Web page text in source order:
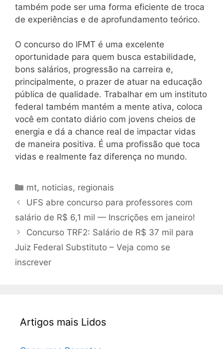
também pode ser uma forma eficiente de troca
de experiências e de aprofundamento teórico.
O concurso do IFMT é uma excelente
oportunidade para quem busca estabilidade,
bons salários, progressão na carreira e,
principalmente, o prazer de atuar na educação
pública de qualidade. Trabalhar em um instituto
federal também mantém a mente ativa, coloca
você em contato diário com jovens cheios de
energia e dá a chance real de impactar vidas
de maneira positiva. É uma profissão que toca
vidas e realmente faz diferença no mundo.
Categorias
mt, noticias, regionais
UFS abre concurso para professores com
salário de R$ 6,1 mil — Inscrições em janeiro!
Concurso TRF2: Salário de R$ 37 mil para
Juiz Federal Substituto – Veja como se
inscrever
Artigos mais Lidos